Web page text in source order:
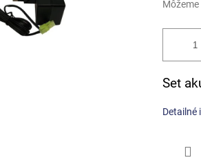
Set
Detailné